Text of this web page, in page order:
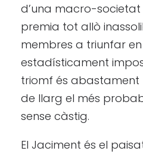
d’una macro-
premia tot allò
membres a triunfar
estadísticament
triomf és abastament
de llarg el més
sense càstig.
El Jaciment és el